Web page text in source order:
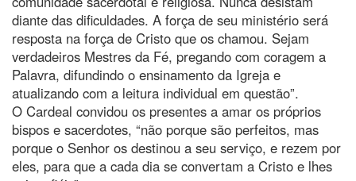
diante das dificuldades. A força de seu ministério será
resposta na força de Cristo que os chamou. Sejam
verdadeiros Mestres da Fé, pregando com coragem a
Palavra, difundindo o ensinamento da Igreja e
atualizando com a leitura individual em questão”.
O Cardeal convidou os presentes a amar os próprios
bispos e sacerdotes, “não porque são perfeitos, mas
porque o Senhor os destinou a seu serviço, e rezem por
eles, para que a cada dia se convertam a Cristo e lhes